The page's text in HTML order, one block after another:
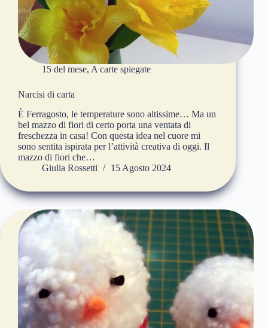
15 del mese, A carte spiegate
Narcisi di carta
È Ferragosto, le temperature sono altissime… Ma un
bel mazzo di fiori di certo porta una ventata di
freschezza in casa! Con questa idea nel cuore mi
sono sentita ispirata per l’attività creativa di oggi. Il
mazzo di fiori che…
Giulia Rossetti
15 Agosto 2024